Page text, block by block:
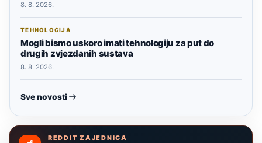
8. 8. 2026.
TEHNOLOGIJA
Mogli bismo uskoro imati tehnologiju za put do
drugih zvjezdanih sustava
8. 8. 2026.
Sve novosti
REDDIT ZAJEDNICA